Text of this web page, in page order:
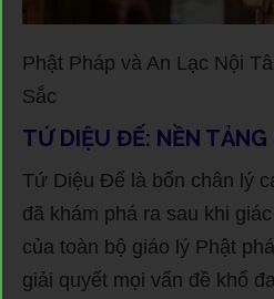
Phật Pháp và An Lạc Nội
Sắc
TỨ DIỆU ĐẾ: NỀN TẢNG
Tứ Diệu Đế là bốn chân lý
đã khám phá ra sau khi
của toàn bộ giáo lý Phật
giải quyết mọi vấn đề khổ